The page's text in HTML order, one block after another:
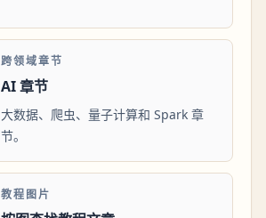
跨领域章节
AI 章节
大数据、爬虫、量子计算和 Spark 章
节。
教程图片